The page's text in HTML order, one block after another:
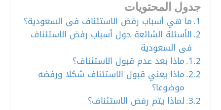
جدول المحتويات
ما هي أسباب رفض الاستئناف فى السعودية؟
الأسئلة الشائعة حول أسباب رفض الاستئناف
فى السعودية
ماذا بعد عدم قبول الاستئناف؟
ماذا يعني قبول الاستئناف شكلا ورفضه
موضوعا؟
لماذا يتم رفض الاستئناف؟